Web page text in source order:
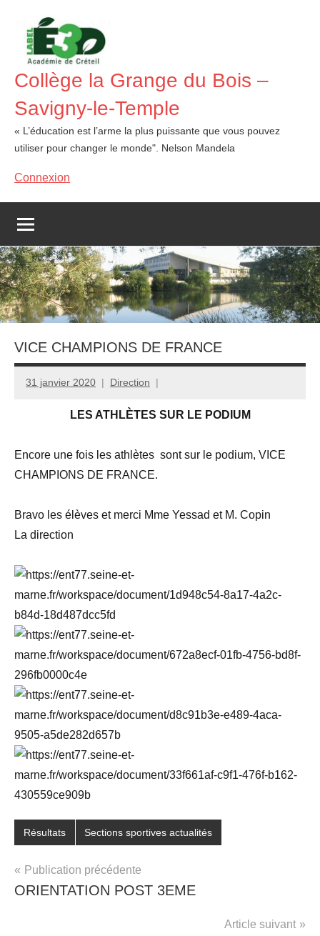
contenu
Collège la Grange du Bois –
Savigny-le-Temple
« L’éducation est l’arme la plus puissante que vous pouvez
utiliser pour changer le monde". Nelson Mandela
Connexion
VICE CHAMPIONS DE FRANCE
31 janvier 2020 Direction
LES ATHLÈTES SUR LE PODIUM
Encore une fois les athlètes sont sur le podium, VICE
CHAMPIONS DE FRANCE.
Bravo les élèves et merci Mme Yessad et M. Copin
La direction
Résultats Sections sportives actualités
Navigation
de
Publication précédente
ORIENTATION POST 3EME
Article suivant